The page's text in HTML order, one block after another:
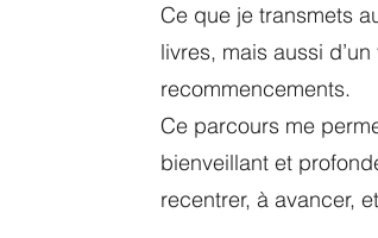
Ce que je transmets
livres, mais aussi
recommencements.
Ce parcours me
bienveillant et
recentrer, à avancer,